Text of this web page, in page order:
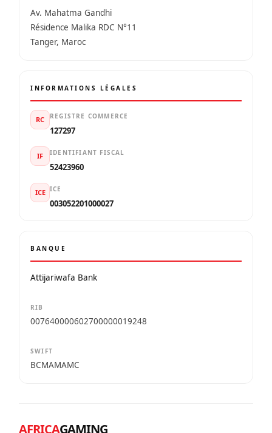
Av. Mahatma Gandhi
Résidence Malika RDC N°11
Tanger, Maroc
INFORMATIONS LÉGALES
RC REGISTRE COMMERCE
127297
IF IDENTIFIANT FISCAL
52423960
ICE ICE
003052201000027
BANQUE
Attijariwafa Bank
RIB
007640000602700000019248
SWIFT
BCMAMAMC
AFRICAGAMING